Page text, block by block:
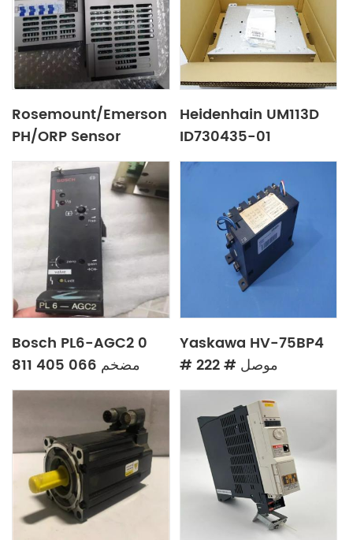
Rosemount/Emerson
PH/ORP Sensor
3400HTVP-10-21-30-
Heidenhain UM113D
ID730435-01
Bosch PL6-AGC2 0
811 405 066 مضخم
مضخم
Yaskawa HV-75BP4
# 222 # موصل
مغناطيسي